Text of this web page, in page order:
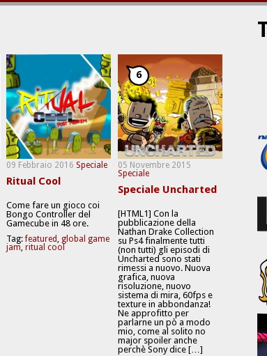
09 Febbraio 2016 Speciale
Ritual Cool
Come fare un gioco coi
Bongo Controller del
Gamecube in 48 ore.
Tag:featured, global game
jam, ritual cool
05 Novembre 2015
Speciale
6
Speciale Uncharted
[HTML1] Con la
pubblicazione della
Nathan Drake Collection
su Ps4 finalmente tutti
(non tutti) gli episodi di
Uncharted sono stati
rimessi a nuovo. Nuova
grafica, nuova
risoluzione, nuovo
sistema di mira, 60fps e
texture in abbondanza!
Ne approfitto per
parlarne un pò a modo
mio, come al solito no
major spoiler anche
perchè Sony dice […]